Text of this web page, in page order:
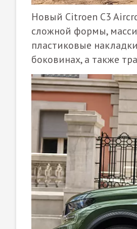
Новый Citroen C3
сложной формы,
пластиковые
боковинах, а также